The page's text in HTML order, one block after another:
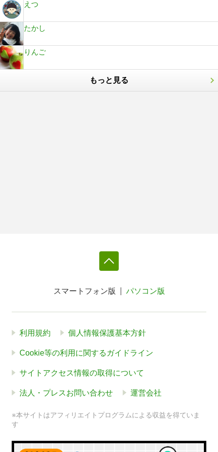
えつ
たかし
りんご
もっと見る
スマートフォン版 パソコン版
利用規約 個人情報保護基本方針
Cookie等の利用に関するガイドライン
サイトアクセス情報の取得について
法人・プレスお問い合わせ 運営会社
※本サイトはアフィリエイトプログラムによる収益を得ていま
す